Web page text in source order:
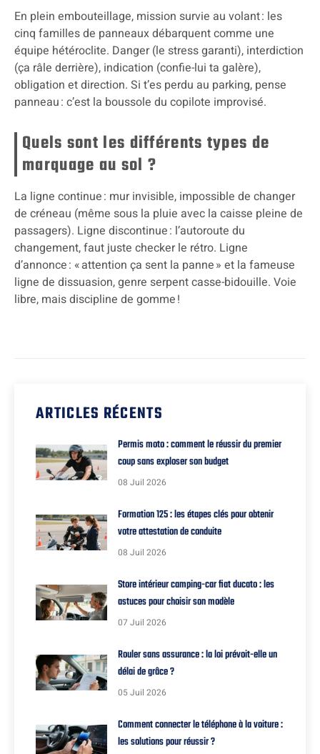
En plein embouteillage, mission survie au volant : les
cinq familles de panneaux débarquent comme une
équipe hétéroclite. Danger (le stress garanti), interdiction
(ça râle derrière), indication (confie-lui ta galère),
obligation et direction. Si t’es perdu au parking, pense
panneau : c’est la boussole du copilote improvisé.
Quels sont les différents types de
marquage au sol ?
La ligne continue : mur invisible, impossible de changer
de créneau (même sous la pluie avec la caisse pleine de
passagers). Ligne discontinue : l’autoroute du
changement, faut juste checker le rétro. Ligne
d’annonce : « attention ça sent la panne » et la fameuse
ligne de dissuasion, genre serpent casse-bidouille. Voie
libre, mais discipline de gomme !
ARTICLES RÉCENTS
Permis moto : comment le réussir du premier
coup sans exploser son budget
08 Juil 2026
Formation 125 : les étapes clés pour obtenir
votre attestation de conduite
08 Juil 2026
Store intérieur camping-car fiat ducato : les
astuces pour choisir son modèle
07 Juil 2026
Rouler sans assurance : la loi prévoit-elle un
délai de grâce ?
05 Juil 2026
Comment connecter le téléphone à la voiture :
les solutions pour réussir ?